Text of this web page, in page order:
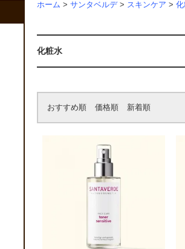
ホーム > サンタベルデ > スキンケア >
化粧水
おすすめ順 価格順 新着順